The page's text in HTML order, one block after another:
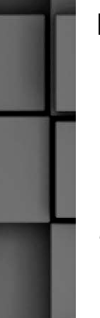
الثانية في